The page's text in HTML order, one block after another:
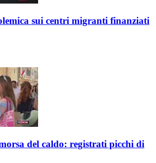
sui centri migranti finanziati
del caldo: registrati picchi di